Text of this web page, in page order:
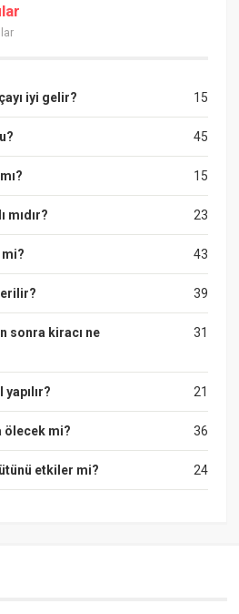
15
iyi gelir?
45
15
23
mıdır?
43
39
31
sonra kiracı ne
21
36
ölecek mi?
24
etkiler mi?